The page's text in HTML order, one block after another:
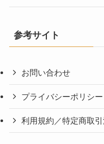
参考サイト
お問い合わせ
プライバシーポリシー
利用規約／特定商取